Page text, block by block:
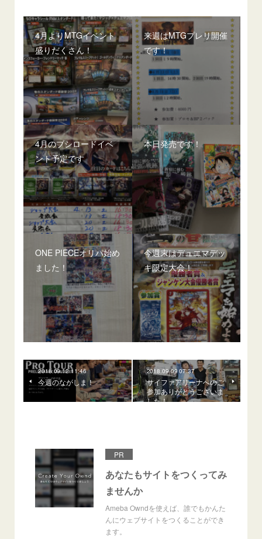
4月よりMTGイベント
盛りだくさん！
来週はMTGプレリ開催
です！
4月のブシロードイベ
ント予定です
本日発売です！
ONE PIECEオリパ始め
ました！
今週末はデュエマデッ
キ限定大会！
2018.09.12 11:46
今週のながしま！
2018.09.09 07:37
サイファアリーナへのご
参加ありがとうございま
した！
PR
あなたもサイトをつくってみ
ませんか
Ameba Owndを使えば、誰でもかんた
んにウェブサイトをつくることができ
ます。